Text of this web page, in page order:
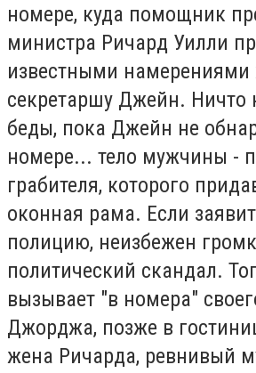
номере, куда помощник
министра Ричард Уилли
известными
секретаршу Джейн. Ничто
беды, пока Джейн не
номере... тело мужчины -
грабителя, которого
оконная рама. Если
полицию, неизбежен
политический скандал.
вызывает "в номера"
Джорджа, позже в
жена Ричарда, ревнивый